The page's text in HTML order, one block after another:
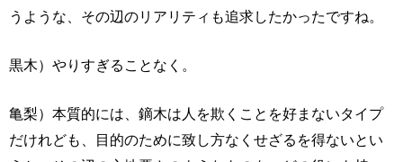
うような、その辺のリアリティも追求したかったですね。
黒木）やりすぎることなく。
亀梨）本質的には、鏑木は人を欺くことを好まないタイプ
だけれども、目的のために致し方なくせざるを得ないとい